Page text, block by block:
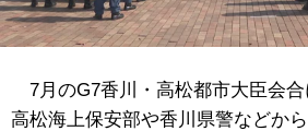
7月のG7香川・高松都市大臣会合
高松海上保安部や香川県警などか